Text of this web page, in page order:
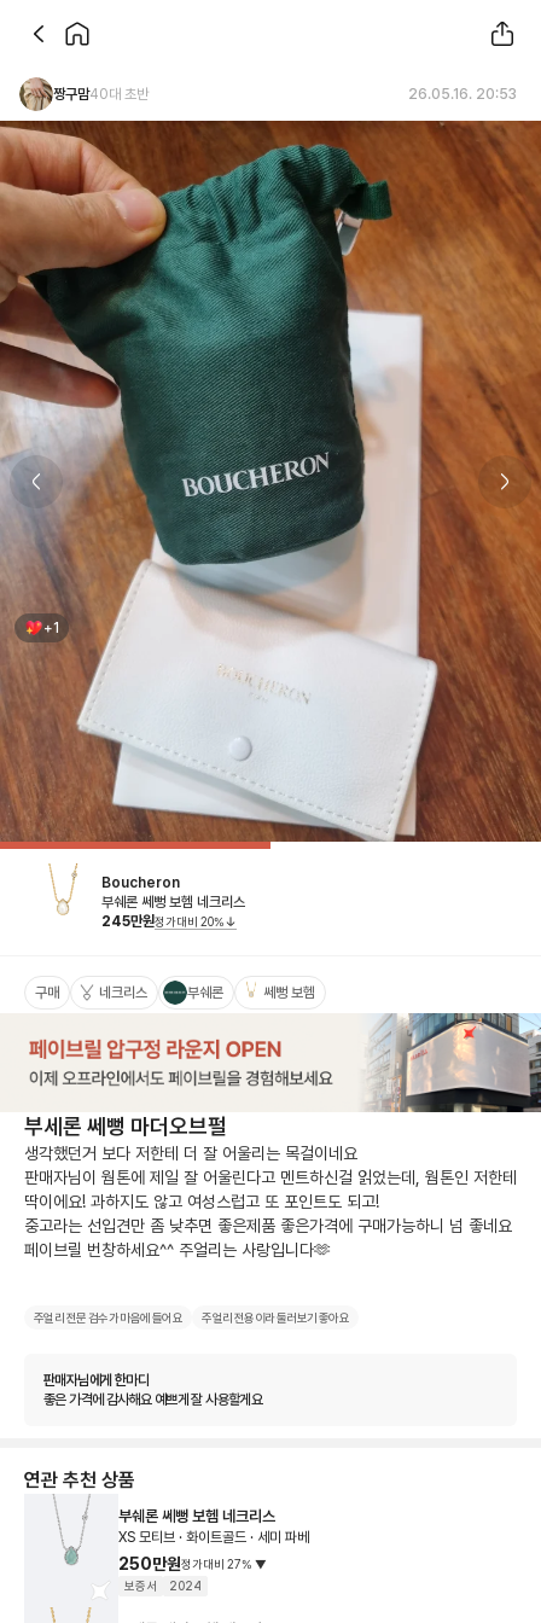
짱구맘40대 초반 26.05.16. 20:53
Previous slide
Boucheron
부쉐론 쎄뻥 보헴 네크리스
245만원정가대비 20%
구매 네크리스 부쉐론 쎄뻥 보헴
부세론 쎄뻥 마더오브펄
생각했던거 보다 저한테 더 잘 어울리는 목걸이네요
판매자님이 웜톤에 제일 잘 어울린다고 멘트하신걸 읽었는데, 웜톤인 저한테
딱이에요! 과하지도 않고 여성스럽고 또 포인트도 되고!
중고라는 선입견만 좀 낮추면 좋은제품 좋은가격에 구매가능하니 넘 좋네요
페이브릴 번창하세요^^ 주얼리는 사랑입니다🫶
주얼리 전문 검수가 마음에 들어요 주얼리 전용이라 둘러보기 좋아요
판매자님에게 한마디
좋은 가격에 감사해요 예쁘게 잘 사용할게요
연관 추천 상품
부쉐론 쎄뻥 보헴 네크리스
XS 모티브 · 화이트골드 · 세미 파베
250만원정가대비 27% ▼
보증서
2024
+1